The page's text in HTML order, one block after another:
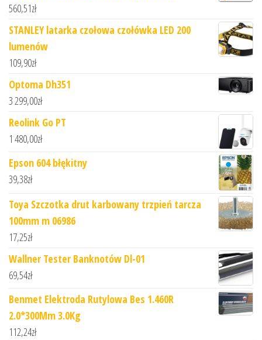
560,51zł
STANLEY latarka czołowa czołówka LED 200
lumenów
109,90zł
Optoma Dh351
3 299,00zł
Reolink Go PT
1 480,00zł
Epson 604 błękitny
39,38zł
Toya Szczotka drut karbowany trzpień tarcza
100mm m 06986
17,25zł
Wallner Tester Banknotów Dl-01
69,54zł
Benmet Elektroda Rutylowa Bes 1.460R
2.0*300Mm 3.0Kg
112,24zł